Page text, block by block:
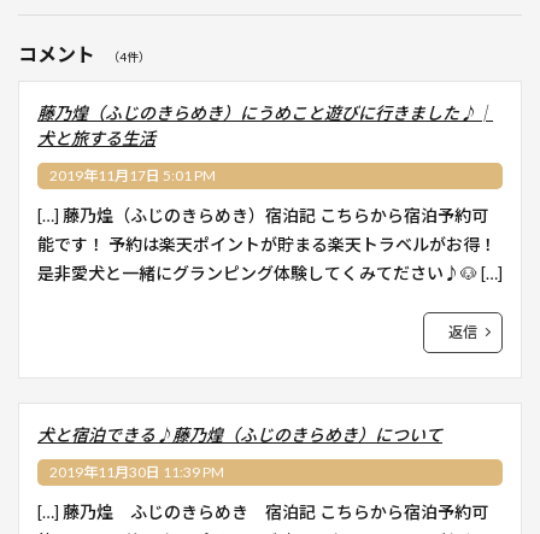
コメント （4件）
藤乃煌（ふじのきらめき）にうめこと遊びに行きました♪│
犬と旅する生活
2019年11月17日 5:01 PM
[…] 藤乃煌（ふじのきらめき）宿泊記 こちらから宿泊予約可
能です！ 予約は楽天ポイントが貯まる楽天トラベルがお得！
是非愛犬と一緒にグランピング体験してくみてださい♪🐶 […]
返信
犬と宿泊できる♪藤乃煌（ふじのきらめき）について
2019年11月30日 11:39 PM
[…] 藤乃煌 ふじのきらめき 宿泊記 こちらから宿泊予約可